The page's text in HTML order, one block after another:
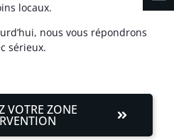
locaux.
nous vous répondrons
sérieux.
VOTRE ZONE